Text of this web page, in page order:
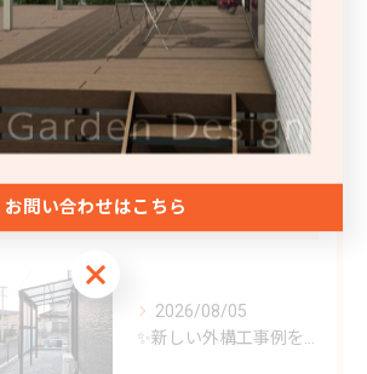
駐車場
フェンス
庭
最近の投稿 Recent Posts
2026/08/05
お問い合わせはこちら
お問い合わせはこちら